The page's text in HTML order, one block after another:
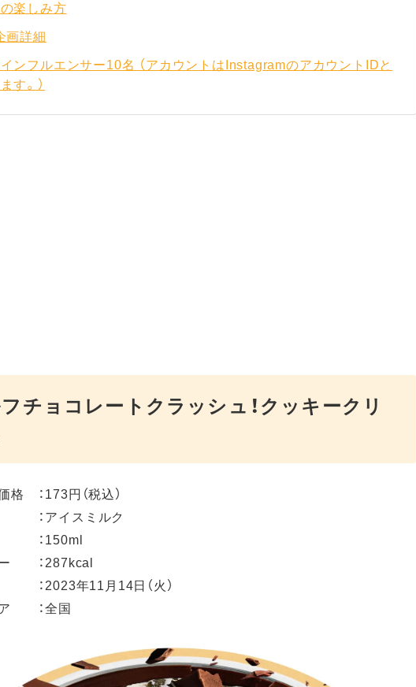
楽しみ方
画詳細
ンフルエンサー10名 （アカウントはInstagramのアカウントIDと
す。）
チョコレートクラッシュ！クッキークリ
格 ：173円（税込）
アイスミルク
150ml
ー ：287kcal
2023年11月14日（火）
ア ：全国